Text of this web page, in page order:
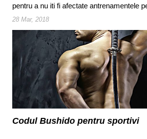
pentru a nu iti fi afectate antrenamentele
28 Mar, 2018
Codul Bushido pentru sportivi